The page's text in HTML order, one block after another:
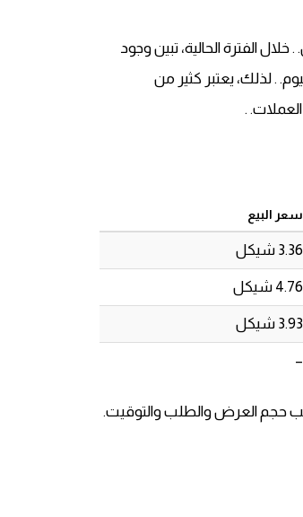
الفترة الحالية، تبين وجود
شيكل في بعض فترات اليوم. . لذلك، يعتبر كثير من
.
سعر البيع
3.36 شيكل
4.76 شيكل
3.93 شيكل
–
حجم العرض والطلب والتوقيت.